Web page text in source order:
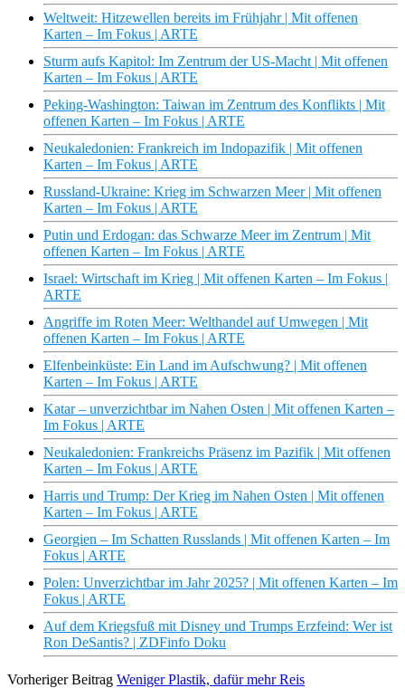
Weltweit: Hitzewellen bereits im Frühjahr | Mit offenen
Karten – Im Fokus | ARTE
Sturm aufs Kapitol: Im Zentrum der US-Macht | Mit offenen
Karten – Im Fokus | ARTE
Peking-Washington: Taiwan im Zentrum des Konflikts | Mit
offenen Karten – Im Fokus | ARTE
Neukaledonien: Frankreich im Indopazifik | Mit offenen
Karten – Im Fokus | ARTE
Russland-Ukraine: Krieg im Schwarzen Meer | Mit offenen
Karten – Im Fokus | ARTE
Putin und Erdogan: das Schwarze Meer im Zentrum | Mit
offenen Karten – Im Fokus | ARTE
Israel: Wirtschaft im Krieg | Mit offenen Karten – Im Fokus |
ARTE
Angriffe im Roten Meer: Welthandel auf Umwegen | Mit
offenen Karten – Im Fokus | ARTE
Elfenbeinküste: Ein Land im Aufschwung? | Mit offenen
Karten – Im Fokus | ARTE
Katar – unverzichtbar im Nahen Osten | Mit offenen Karten –
Im Fokus | ARTE
Neukaledonien: Frankreichs Präsenz im Pazifik | Mit offenen
Karten – Im Fokus | ARTE
Harris und Trump: Der Krieg im Nahen Osten | Mit offenen
Karten – Im Fokus | ARTE
Georgien – Im Schatten Russlands | Mit offenen Karten – Im
Fokus | ARTE
Polen: Unverzichtbar im Jahr 2025? | Mit offenen Karten – Im
Fokus | ARTE
Auf dem Kriegsfuß mit Disney und Trumps Erzfeind: Wer ist
Ron DeSantis? | ZDFinfo Doku
Vorheriger Beitrag Weniger Plastik, dafür mehr Reis